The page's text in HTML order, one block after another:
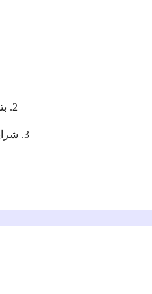
2. بتواند با توجه به آیات قرآن كاربردهای زكات را تبیین‌ کند؛
3. شرایط انفاق و موارد و مراتب آن را بر اساس آیات بازشناسد.